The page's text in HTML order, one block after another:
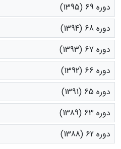
دوره 69 (1395)
دوره 68 (1394)
دوره 67 (1393)
دوره 66 (1392)
دوره 65 (1391)
دوره 63 (1389)
دوره 62 (1388)